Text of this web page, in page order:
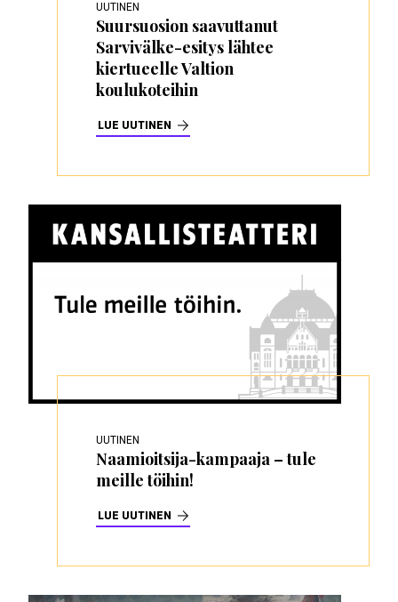
UUTINEN
Suursuosion saavuttanut
Sarvivälke-esitys lähtee
kiertueelle Valtion
koulukoteihin
LUE UUTINEN
UUTINEN
Naamioitsija-kampaaja – tule
meille töihin!
LUE UUTINEN